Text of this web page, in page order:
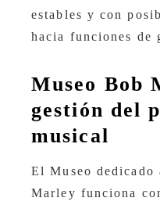
estables y con
hacia funciones de
Museo Bob
gestión del
musical
El Museo
Marley funciona